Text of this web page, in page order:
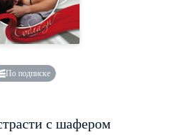
По подписке
с шафером